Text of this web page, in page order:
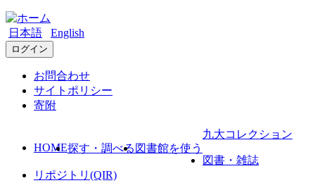
日本語 English
ログイン
お問合わせ
サイトポリシー
寄附
HOME探す・調べる 図書館を使う
九大コレクション
図書・雑誌
リポジトリ(QIR)